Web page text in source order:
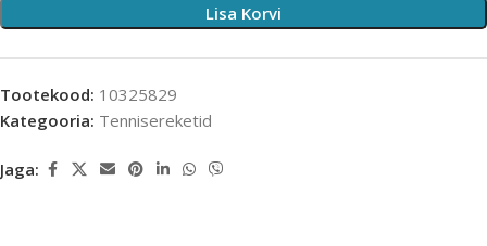
Lisa Korvi
Tootekood: 10325829
Kategooria: Tennisereketid
Jaga: